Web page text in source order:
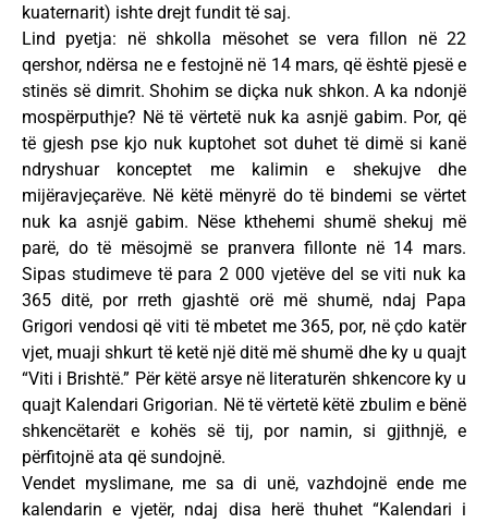
kuaternarit) ishte drejt fundit të saj.
Lind pyetja: në shkolla mësohet se vera fillon në 22
qershor, ndërsa ne e festojnë në 14 mars, që është pjesë e
stinës së dimrit. Shohim se diçka nuk shkon. A ka ndonjë
mospërputhje? Në të vërtetë nuk ka asnjë gabim. Por, që
të gjesh pse kjo nuk kuptohet sot duhet të dimë si kanë
ndryshuar konceptet me kalimin e shekujve dhe
mijëravjeçarëve. Në këtë mënyrë do të bindemi se vërtet
nuk ka asnjë gabim. Nëse kthehemi shumë shekuj më
parë, do të mësojmë se pranvera fillonte në 14 mars.
Sipas studimeve të para 2 000 vjetëve del se viti nuk ka
365 ditë, por rreth gjashtë orë më shumë, ndaj Papa
Grigori vendosi që viti të mbetet me 365, por, në çdo katër
vjet, muaji shkurt të ketë një ditë më shumë dhe ky u quajt
“Viti i Brishtë.” Për këtë arsye në literaturën shkencore ky u
quajt Kalendari Grigorian. Në të vërtetë këtë zbulim e bënë
shkencëtarët e kohës së tij, por namin, si gjithnjë, e
përfitojnë ata që sundojnë.
Vendet myslimane, me sa di unë, vazhdojnë ende me
kalendarin e vjetër, ndaj disa herë thuhet “Kalendari i